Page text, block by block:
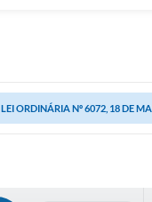
LEI ORDINÁRIA Nº 6072, 18 DE